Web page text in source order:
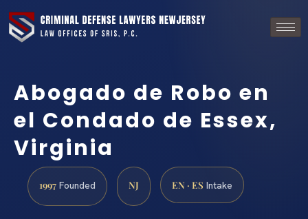
Abogado de Robo en
el Condado de Essex,
Virginia
1997 Founded NJ EN · ES Intake